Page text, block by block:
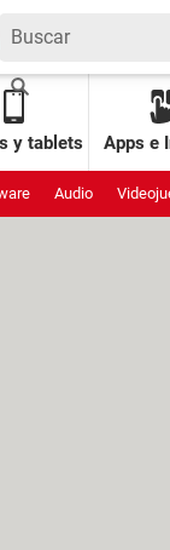
y tablets Apps e
Audio